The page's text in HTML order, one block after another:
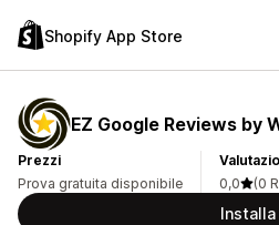
Shopify App Store
EZ Google Reviews by
Prezzi
Prova gratuita disponibile
0,0
(0
Installa